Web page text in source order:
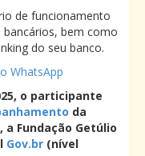
de funcionamento
bem como
do seu banco.
WhatsApp
o participante
da
Fundação Getúlio
Gov.br (nível